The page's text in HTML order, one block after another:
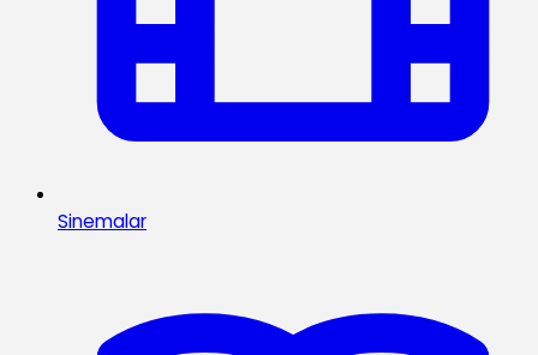
Sinemalar